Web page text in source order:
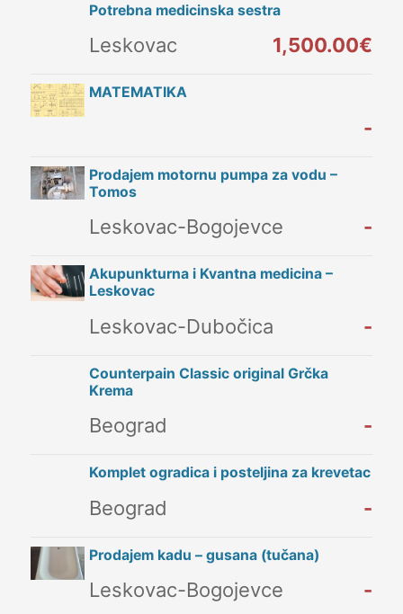
Potrebna medicinska sestra
Leskovac 1,500.00€
MATEMATIKA
-
Prodajem motornu pumpa za vodu –
Tomos
Leskovac-Bogojevce -
Akupunkturna i Kvantna medicina –
Leskovac
Leskovac-Dubočica -
Counterpain Classic original Grčka
Krema
Beograd -
Komplet ogradica i posteljina za krevetac
Beograd -
Prodajem kadu – gusana (tučana)
Leskovac-Bogojevce -